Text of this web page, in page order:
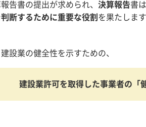
告書の提出が求められ、 決算報告書
断するために重要な役割 を果たします
設業の健全性を示すための、
建設業許可を取得した事業者の「